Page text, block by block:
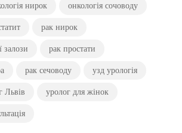
нирок онкологія сочоводу
рак нирок
залози рак простати
рак сечоводу узд урологія
Львів уролог для жінок